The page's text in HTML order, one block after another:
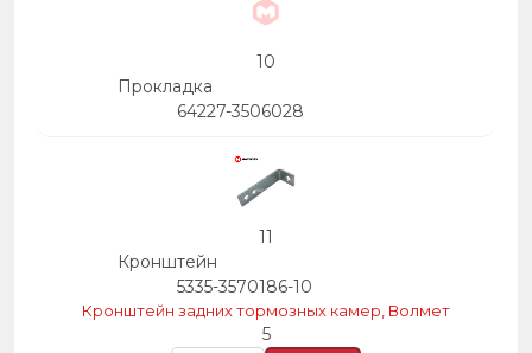
10
Прокладка
64227-3506028
11
Кронштейн
5335-3570186-10
Кронштейн задних тормозных камер, Волмет
5